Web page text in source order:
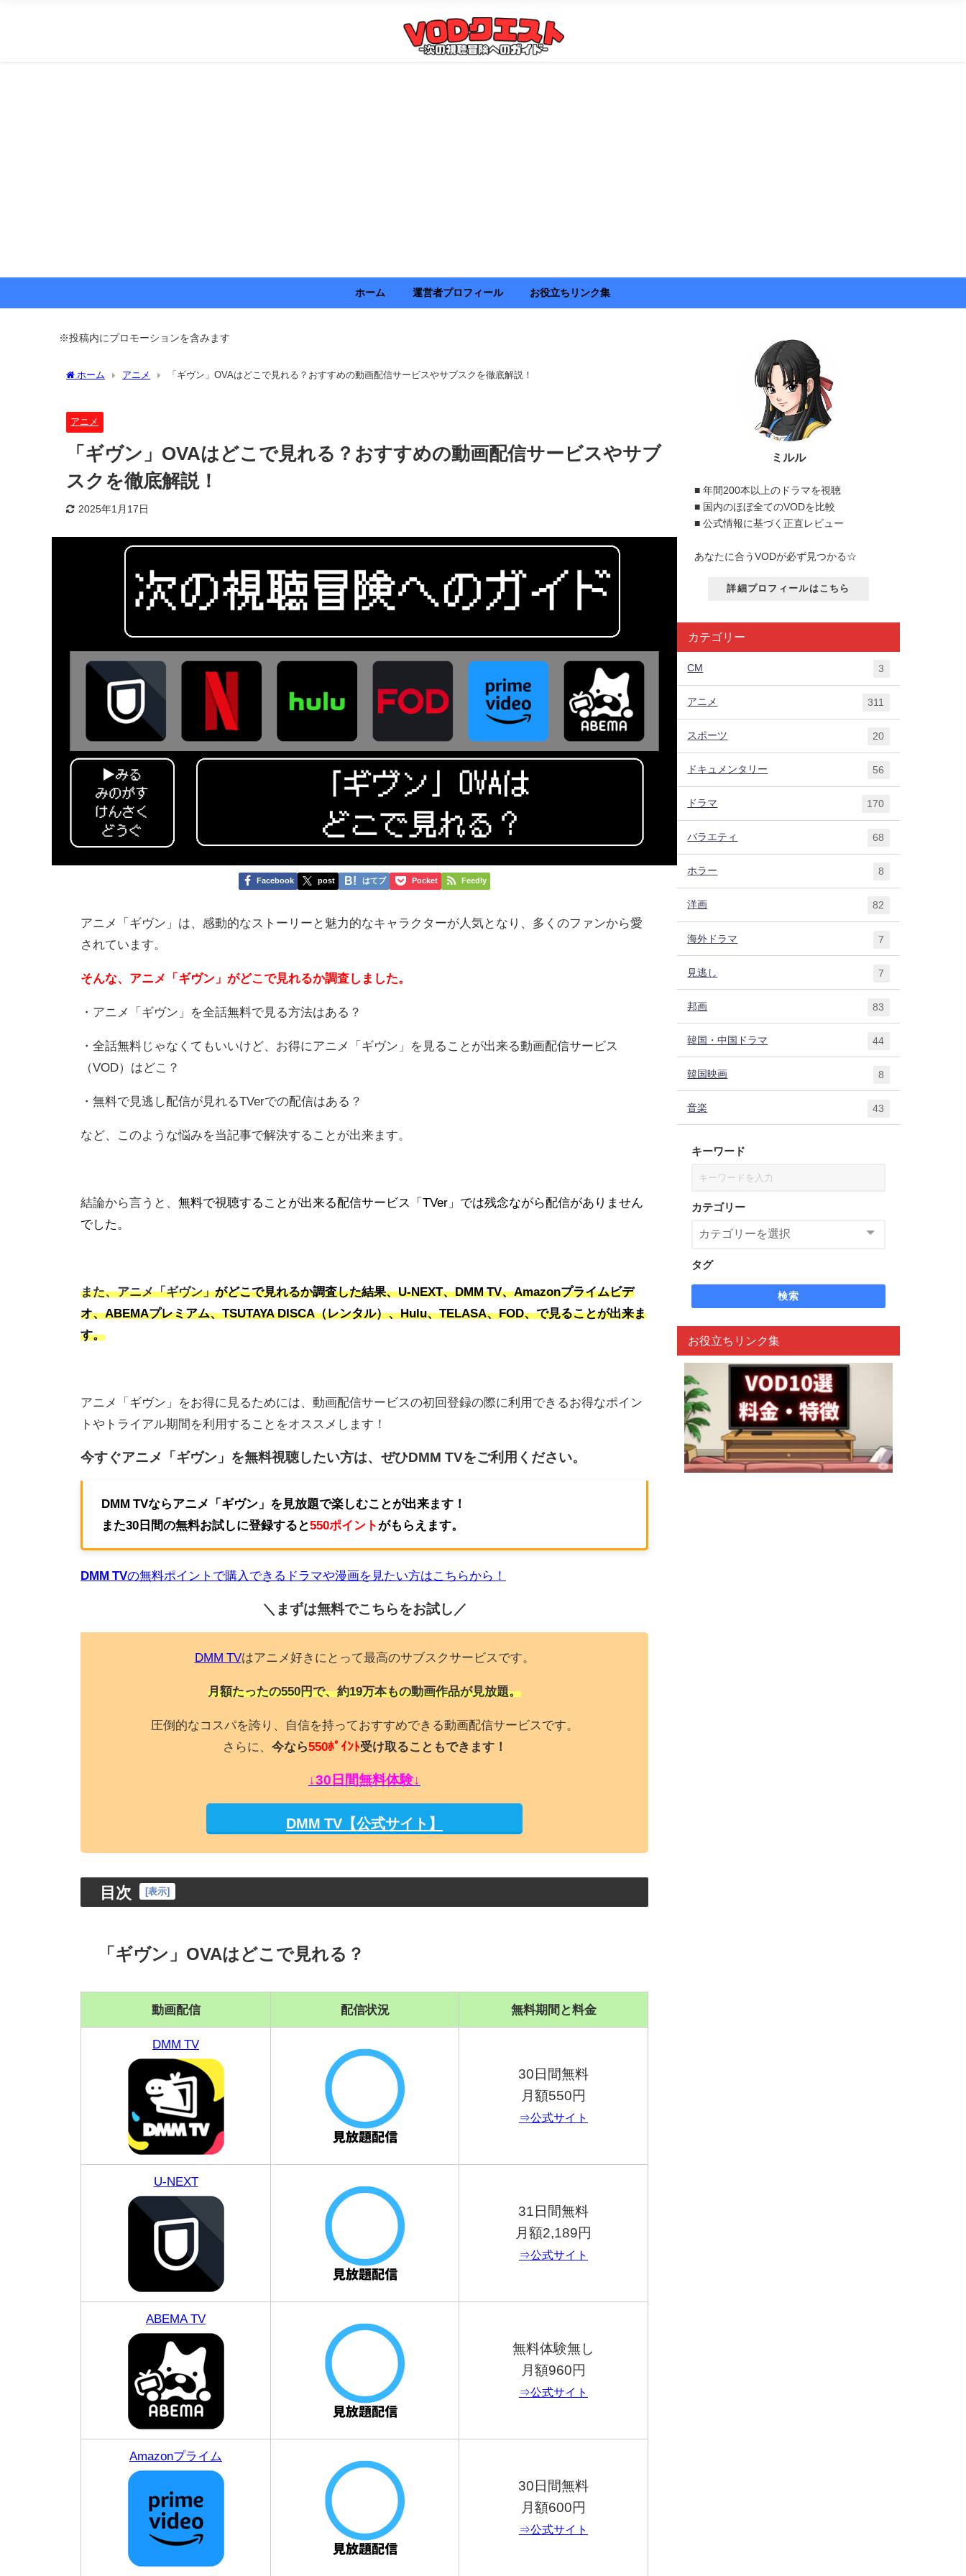
ホーム 運営者プロフィール お役立ちリンク集
※投稿内にプロモーションを含みます
ホーム アニメ 「ギヴン」OVAはどこで見れる？おすすめの動画配信サービスやサブスクを徹底解説！
アニメ
「ギヴン」OVAはどこで見れる？おすすめの動画配信サービスやサブ
スクを徹底解説！
2025年1月17日
Facebook post はてブ Pocket Feedly
アニメ「ギヴン」は、感動的なストーリーと魅力的なキャラクターが人気となり、多くのファンから愛
されています。
そんな、アニメ「ギヴン」がどこで見れるか調査しました。
・アニメ「ギヴン」を全話無料で見る方法はある？
・全話無料じゃなくてもいいけど、お得にアニメ「ギヴン」を見ることが出来る動画配信サービス
（VOD）はどこ？
・無料で見逃し配信が見れるTVerでの配信はある？
など、このような悩みを当記事で解決することが出来ます。
結論から言うと、 無料で視聴することが出来る配信サービス「TVer」では残念ながら配信がありません
でした。
また、アニメ「ギヴン」がどこで見れるか調査した結果、U-NEXT、DMM TV、Amazonプライムビデ
オ、ABEMAプレミアム、TSUTAYA DISCA（レンタル）、Hulu、TELASA、FOD、で見ることが出来ま
す。
アニメ「ギヴン」をお得に見るためには、動画配信サービスの初回登録の際に利用できるお得なポイン
トやトライアル期間を利用することをオススメします！
今すぐアニメ「ギヴン」を無料視聴したい方は、ぜひDMM TVをご利用ください。
DMM TVならアニメ「ギヴン」を見放題で楽しむことが出来ます！
また30日間の無料お試しに登録すると550ポイントがもらえます。
DMM TVの無料ポイントで購入できるドラマや漫画を見たい方はこちらから！
＼まずは無料でこちらをお試し／
DMM TVはアニメ好きにとって最高のサブスクサービスです。
月額たったの550円で、約19万本もの動画作品が見放題。
圧倒的なコスパを誇り、自信を持っておすすめできる動画配信サービスです。
さらに、 今なら550ﾎﾟｲﾝﾄ受け取ることもできます！
↓30日間無料体験↓
DMM TV【公式サイト】
目次 [表示]
「ギヴン」OVAはどこで見れる？
動画配信 配信状況 無料期間と料金
DMM TV
30日間無料
月額550円
⇒公式サイト
U-NEXT
31日間無料
月額2,189円
⇒公式サイト
ABEMA TV
無料体験無し
月額960円
⇒公式サイト
Amazonプライム
30日間無料
月額600円
⇒公式サイト
ミルル
■ 年間200本以上のドラマを視聴
■ 国内のほぼ全てのVODを比較
■ 公式情報に基づく正直レビュー
あなたに合うVODが必ず見つかる☆
詳細プロフィールはこちら
カテゴリー
CM 3
アニメ 311
スポーツ 20
ドキュメンタリー 56
ドラマ 170
バラエティ 68
ホラー 8
洋画 82
海外ドラマ 7
見逃し 7
邦画 83
韓国・中国ドラマ 44
韓国映画 8
音楽 43
キーワード
カテゴリー
タグ
検索
お役立ちリンク集